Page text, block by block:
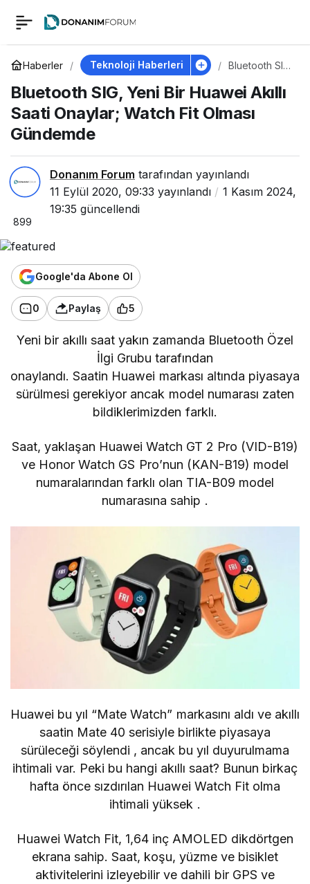
Haberler Teknoloji Haberleri
Bluetooth SIG,
Huawei Akıllı
Saati Onaylar;
Watch Fit
Bluetooth SIG, Yeni Bir Huawei Akıllı
Saati Onaylar; Watch Fit Olması
Gündemde
Donanım Forum tarafından yayınlandı
11 Eylül 2020, 09:33 yayınlandı
1 Kasım 2024,
19:35 güncellendi
899
Google'da Abone Ol
0 Paylaş 5
Yeni bir akıllı saat yakın zamanda Bluetooth Özel
İlgi Grubu tarafından
onaylandı. Saatin Huawei markası altında piyasaya
sürülmesi gerekiyor ancak model numarası zaten
bildiklerimizden farklı.
Saat, yaklaşan Huawei Watch GT 2 Pro (VID-B19)
ve Honor Watch GS Pro’nun (KAN-B19) model
numaralarından farklı olan TIA-B09 model
numarasına sahip .
Huawei bu yıl “Mate Watch” markasını aldı ve akıllı
saatin Mate 40 serisiyle birlikte piyasaya
sürüleceği söylendi , ancak bu yıl duyurulmama
ihtimali var. Peki bu hangi akıllı saat? Bunun birkaç
hafta önce sızdırılan Huawei Watch Fit olma
ihtimali yüksek .
Huawei Watch Fit, 1,64 inç AMOLED dikdörtgen
ekrana sahip. Saat, koşu, yüzme ve bisiklet
aktivitelerini izleyebilir ve dahili bir GPS ve
Bluetooth SIG, Yeni
Bir Huawei Akıllı Saati
Onaylar; Watch Fit
Olması Gündemde